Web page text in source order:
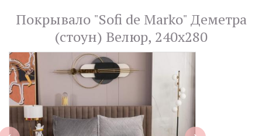
Покрывало "Sofi de Marko" Деметра
(стоун) Велюр, 240х280
next